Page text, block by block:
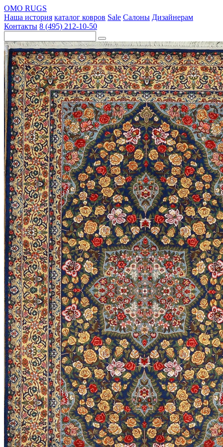
OMO RUGS
Наша история каталог ковров Sale Салоны Дизайнерам
Контакты 8 (495) 212-10-50